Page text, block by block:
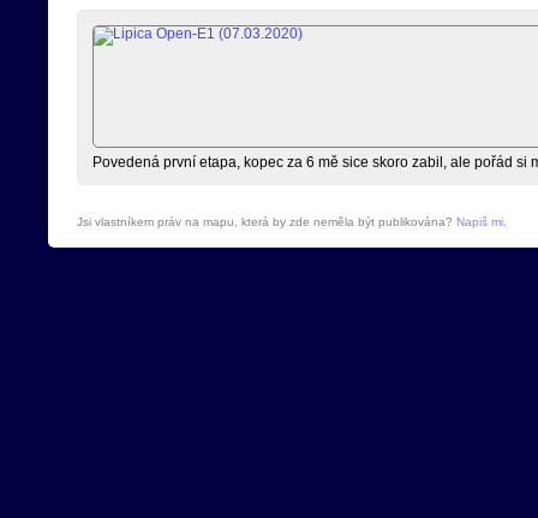
Povedená první etapa, kopec za 6 mě sice skoro zabil, ale pořád si
Jsi vlastníkem práv na mapu, která by zde neměla být publikována? Napiš mi.